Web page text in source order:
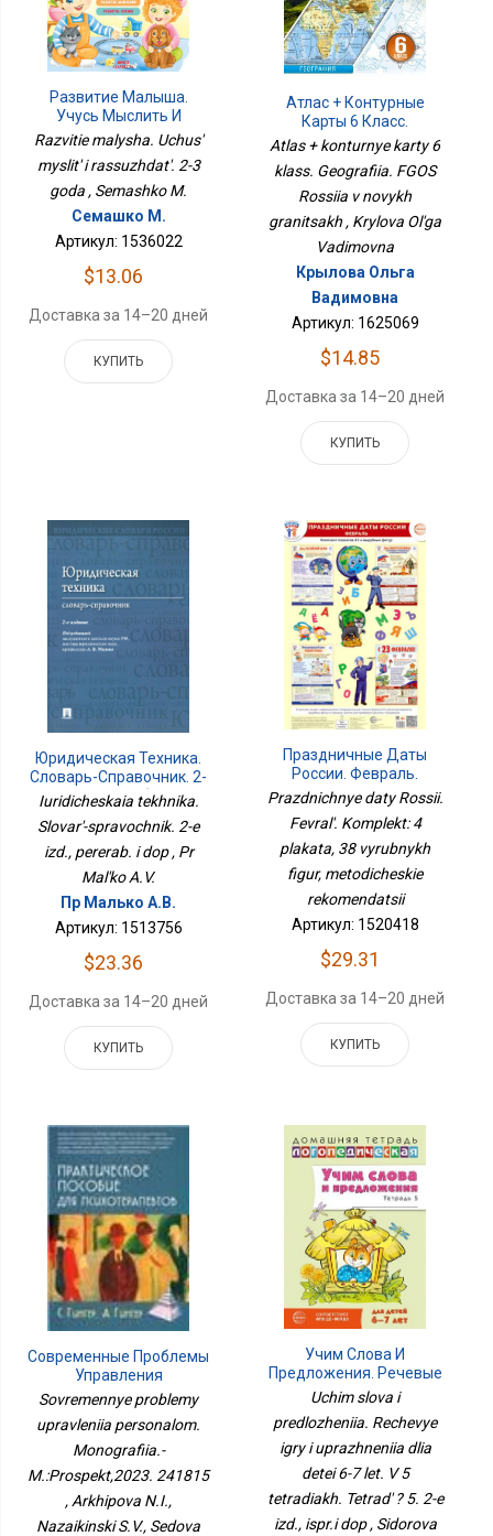
Развитие Малыша.
Учусь Мыслить И
Рассуждать. 2-3 Года
Razvitie malysha. Uchus'
myslit' i rassuzhdat'. 2-3
goda , Semashko M.
Семашко М.
Артикул: 1536022
$13.06
Доставка за 14–20 дней
КУПИТЬ
Атлас + Контурные
Карты 6 Класс.
География. ФГОС Россия
В Новых Границах
Atlas + konturnye karty 6
klass. Geografiia. FGOS
Rossiia v novykh
granitsakh , Krylova Ol'ga
Vadimovna
Крылова Ольга
Вадимовна
Артикул: 1625069
$14.85
Доставка за 14–20 дней
КУПИТЬ
Юридическая Техника.
Словарь-Справочник. 2-
Е Изд., Перераб. И Доп
Iuridicheskaia tekhnika.
Slovar'-spravochnik. 2-e
izd., pererab. i dop , Pr
Mal'ko A.V.
Пр Малько А.В.
Артикул: 1513756
$23.36
Доставка за 14–20 дней
КУПИТЬ
Праздничные Даты
России. Февраль.
Комплект: 4 Плаката, 38
Вырубных Фигур,
Методические
Рекомендации
Prazdnichnye daty Rossii.
Fevral'. Komplekt: 4
plakata, 38 vyrubnykh
figur, metodicheskie
rekomendatsii
Артикул: 1520418
$29.31
Доставка за 14–20 дней
КУПИТЬ
Современные Проблемы
Управления
Персоналом.
Монография.-
М.:Проспект,2023.
241815
Sovremennye problemy
upravleniia personalom.
Monografiia.-
M.:Prospekt,2023. 241815
, Arkhipova N.I.,
Nazaikinski S.V., Sedova
Учим Слова И
Предложения. Речевые
Игры И Упражнения Для
Тетрадях. Тетрадь № 5.
2-Е Изд., Испр.и Доп
Uchim slova i
predlozheniia. Rechevye
igry i uprazhneniia dlia
detei 6-7 let. V 5
tetradiakh. Tetrad' ? 5. 2-e
izd., ispr.i dop , Sidorova